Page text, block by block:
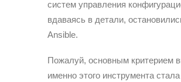
систем управления
вдаваясь в детали,
Ansible.
Пожалуй, основным критерием
именно этого инструмента стала